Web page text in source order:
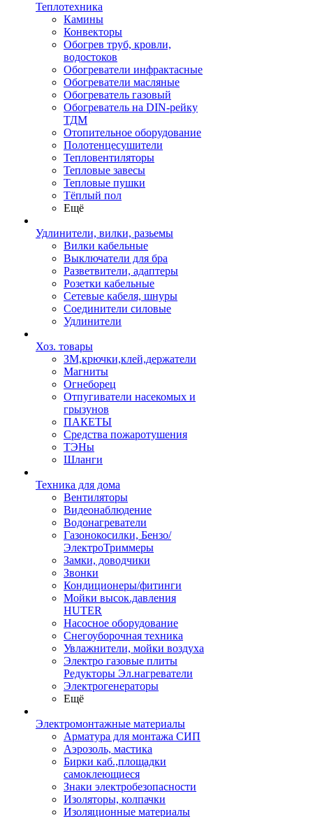
Теплотехника
Камины
Конвекторы
Обогрев труб, кровли,
водостоков
Обогреватели инфрактасные
Обогреватели масляные
Обогреватель газовый
Обогреватель на DIN-рейку
ТДМ
Отопительное оборудование
Полотенцесушители
Тепловентиляторы
Тепловые завесы
Тепловые пушки
Тёплый пол
Ещё
Удлинители, вилки, разьемы
Вилки кабельные
Выключатели для бра
Разветвители, адаптеры
Розетки кабельные
Сетевые кабеля, шнуры
Соединители силовые
Удлинители
Хоз. товары
ЗМ,крючки,клей,держатели
Магниты
Огнеборец
Отпугиватели насекомых и
грызунов
ПАКЕТЫ
Средства пожаротушения
ТЭНы
Шланги
Техника для дома
Вентиляторы
Видеонаблюдение
Водонагреватели
Газонокосилки, Бензо/
ЭлектроТриммеры
Замки, доводчики
Звонки
Кондиционеры/фитинги
Мойки высок.давления
HUTER
Насосное оборудование
Снегоуборочная техника
Увлажнители, мойки воздуха
Электро газовые плиты
Редукторы Эл.нагреватели
Электрогенераторы
Ещё
Электромонтажные материалы
Арматура для монтажа СИП
Аэрозоль, мастика
Бирки каб.,площадки
самоклеющиеся
Знаки электробезопасности
Изоляторы, колпачки
Изоляционные материалы